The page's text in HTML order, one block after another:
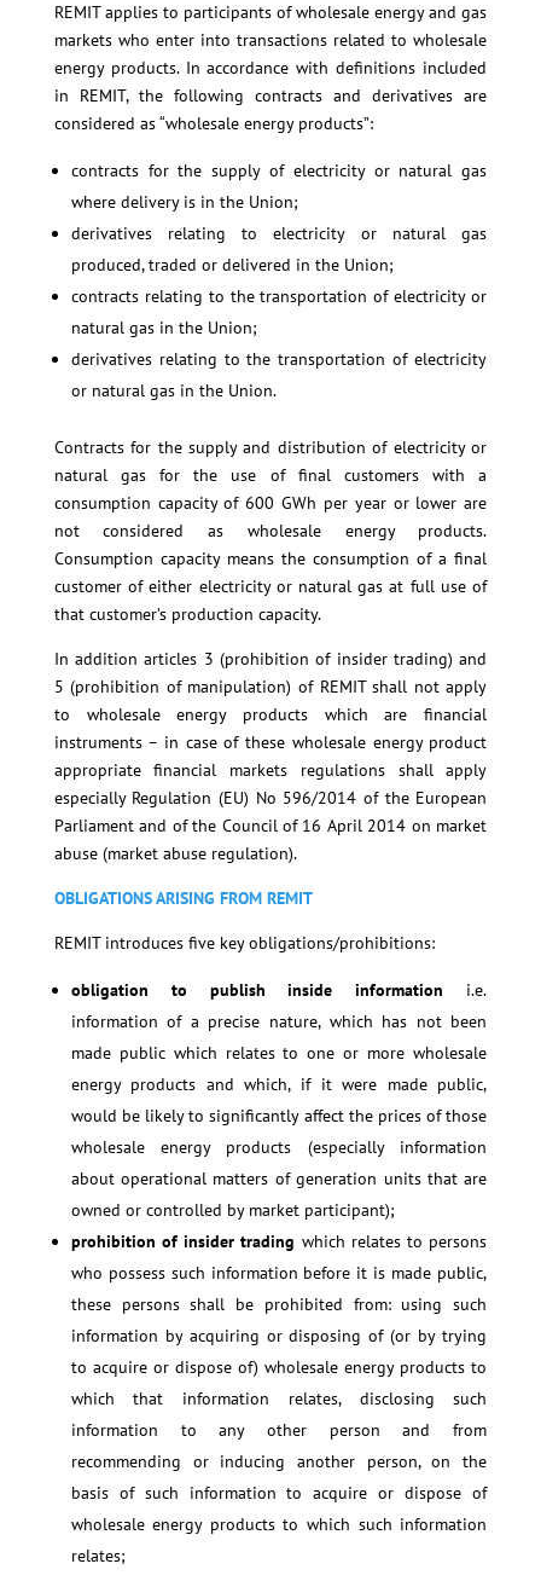
REMIT applies to participants of wholesale energy and gas
markets who enter into transactions related to wholesale
energy products. In accordance with definitions included
in REMIT, the following contracts and derivatives are
considered as “wholesale energy products”:
contracts for the supply of electricity or natural gas
where delivery is in the Union;
derivatives relating to electricity or natural gas
produced, traded or delivered in the Union;
contracts relating to the transportation of electricity or
natural gas in the Union;
derivatives relating to the transportation of electricity
or natural gas in the Union.
Contracts for the supply and distribution of electricity or
natural gas for the use of final customers with a
consumption capacity of 600 GWh per year or lower are
not considered as wholesale energy products.
Consumption capacity means the consumption of a final
customer of either electricity or natural gas at full use of
that customer’s production capacity.
In addition articles 3 (prohibition of insider trading) and
5 (prohibition of manipulation) of REMIT shall not apply
to wholesale energy products which are financial
instruments – in case of these wholesale energy product
appropriate financial markets regulations shall apply
especially Regulation (EU) No 596/2014 of the European
Parliament and of the Council of 16 April 2014 on market
abuse (market abuse regulation).
OBLIGATIONS ARISING FROM REMIT
REMIT introduces five key obligations/prohibitions:
obligation to publish inside information i.e.
information of a precise nature, which has not been
made public which relates to one or more wholesale
energy products and which, if it were made public,
would be likely to significantly affect the prices of those
wholesale energy products (especially information
about operational matters of generation units that are
owned or controlled by market participant);
prohibition of insider trading which relates to persons
who possess such information before it is made public,
these persons shall be prohibited from: using such
information by acquiring or disposing of (or by trying
to acquire or dispose of) wholesale energy products to
which that information relates, disclosing such
information to any other person and from
recommending or inducing another person, on the
basis of such information to acquire or dispose of
wholesale energy products to which such information
relates;